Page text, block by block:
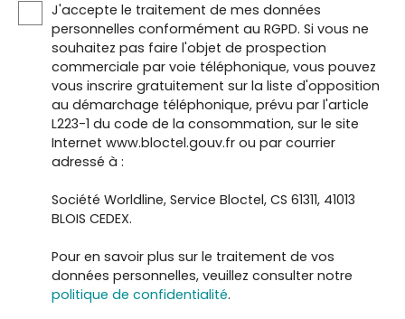
J'accepte le traitement de mes données
personnelles conformément au RGPD. Si vous ne
souhaitez pas faire l'objet de prospection
commerciale par voie téléphonique, vous pouvez
vous inscrire gratuitement sur la liste d'opposition
au démarchage téléphonique, prévu par l'article
L223-1 du code de la consommation, sur le site
Internet www.bloctel.gouv.fr ou par courrier
adressé à :
Société Worldline, Service Bloctel, CS 61311, 41013
BLOIS CEDEX.
Pour en savoir plus sur le traitement de vos
données personnelles, veuillez consulter notre
politique de confidentialité.